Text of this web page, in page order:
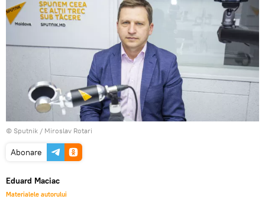
© Sputnik / Miroslav Rotari
Abonare
Eduard Maciac
Materialele autorului